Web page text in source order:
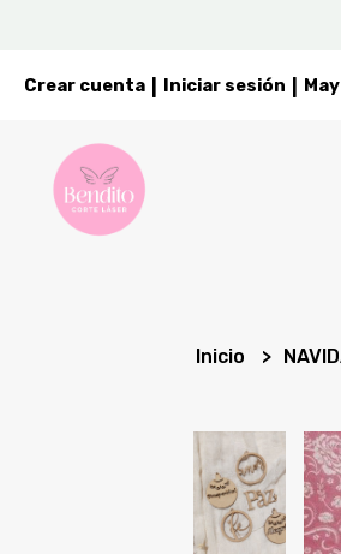
Crear cuenta Iniciar sesión
Inicio